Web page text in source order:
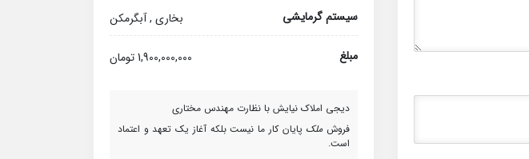
سیستم گرمایشی بخاری , آبگرمکن
مبلغ 1,900,000,000 تومان
دیجی املاک نیایش با نظارت مهندس مختاری
فروشملکپایان کار ما نیست بلکه آغاز یک تعهد و اعتماد
است.